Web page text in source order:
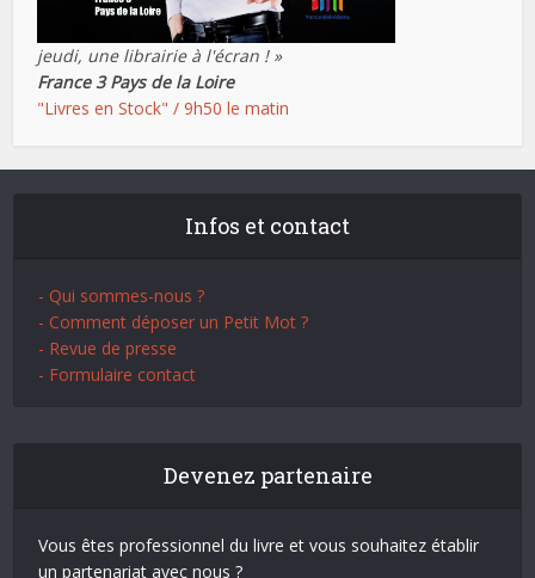
jeudi, une librairie à l'écran ! »
France 3 Pays de la Loire
"Livres en Stock" / 9h50 le matin
Infos et contact
- Qui sommes-nous ?
- Comment déposer un Petit Mot ?
- Revue de presse
- Formulaire contact
Devenez partenaire
Vous êtes professionnel du livre et vous souhaitez établir
un partenariat avec nous ?